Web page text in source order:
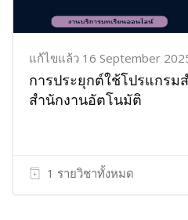
แก้ไขแล้ว 16 September
การประยุกต์ใช้โปรแกรม
สำนักงานอัตโนมัติ
1 รายวิชาทั้งหมด